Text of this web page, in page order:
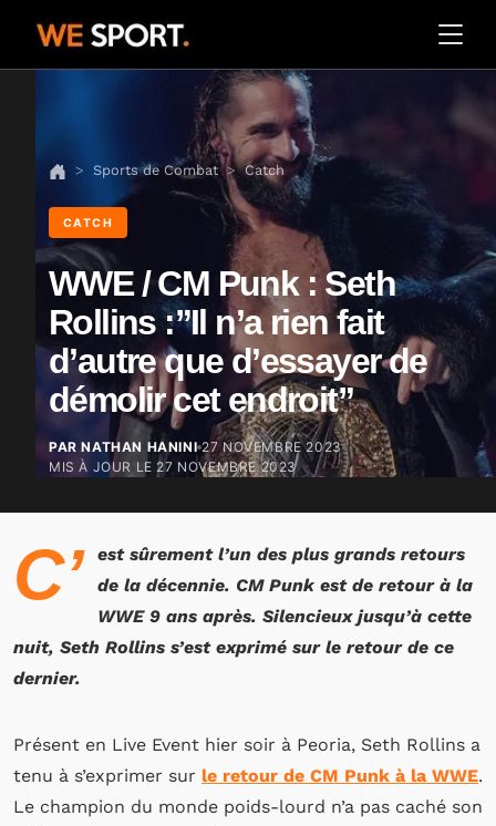
Sports de Combat Catch
CATCH
WWE / CM Punk : Seth
Rollins :”Il n’a rien fait
d’autre que d’essayer de
démolir cet endroit”
PAR NATHAN HANINI 27 NOVEMBRE 2023
MIS À JOUR LE27 NOVEMBRE 2023
C’
est sûrement l’un des plus grands retours
de la décennie. CM Punk est de retour à la
WWE 9 ans après. Silencieux jusqu’à cette
nuit, Seth Rollins s’est exprimé sur le retour de ce
dernier.
Présent en Live Event hier soir à Peoria, Seth Rollins a
tenu à s’exprimer sur le retour de CM Punk à la WWE.
Le champion du monde poids-lourd n’a pas caché son